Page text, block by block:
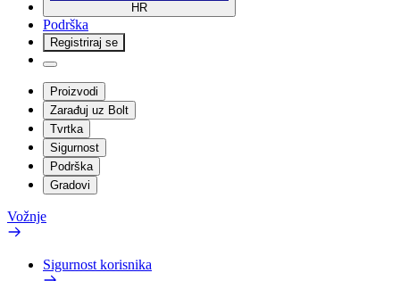
HR
Podrška
Registriraj se
Proizvodi
Zarađuj uz Bolt
Tvrtka
Sigurnost
Podrška
Gradovi
Vožnje
Sigurnost korisnika